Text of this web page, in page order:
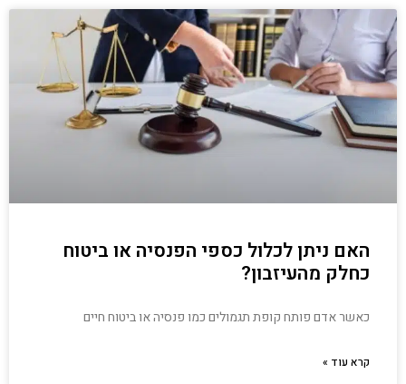
האם ניתן לכלול כספי הפנסיה או ביטוח
כחלק מהעיזבון?
כאשר אדם פותח קופת תגמולים כמו פנסיה או ביטוח חיים
קרא עוד »